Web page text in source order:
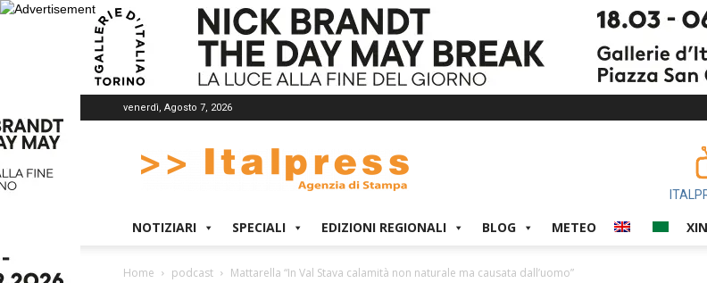
venerdì, Agosto 7, 2026
NOTIZIARI SPECIALI EDIZIONI REGIONALI BLOG METEO
Home podcast Mattarella “In Val Stava calamità non naturale ma causata dall’uomo”